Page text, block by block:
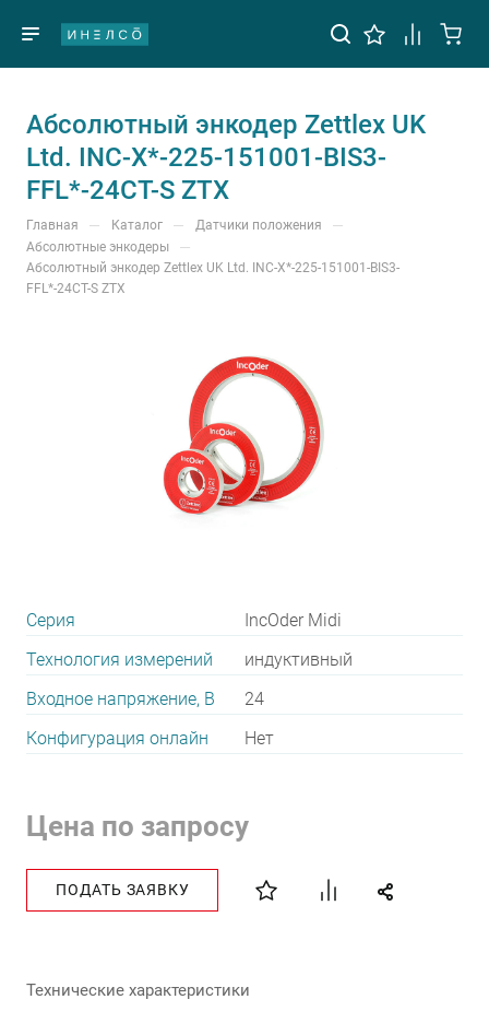
Абсолютный энкодер Zettlex UK
Ltd. INC-X*-225-151001-BIS3-
FFL*-24CT-S ZTX
Главная — Каталог — Датчики положения —
Абсолютные энкодеры —
Абсолютный энкодер Zettlex UK Ltd. INC-X*-225-151001-BIS3-
FFL*-24CT-S ZTX
Серия
IncOder Midi
Технология измерений
индуктивный
Входное напряжение, В
24
Конфигурация онлайн
Нет
Цена по запросу
ПОДАТЬ ЗАЯВКУ
Технические характеристики